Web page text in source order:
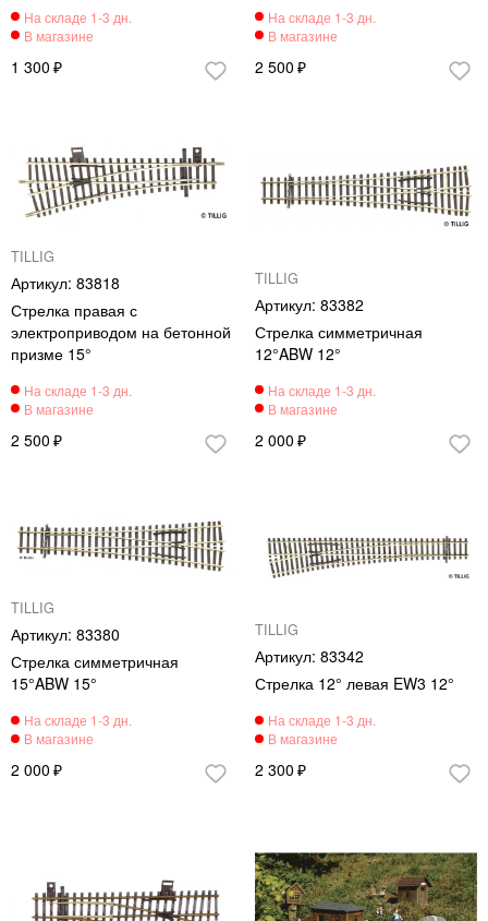
1 300 2 500
TILLIG
83818
Стрелка правая с
электроприводом на бетонной
призме 15°
2 500
TILLIG
83382
Стрелка симметричная
12°ABW 12°
2 000
TILLIG
83380
Стрелка симметричная
15°ABW 15°
2 000
TILLIG
83342
Стрелка 12° левая EW3 12°
2 300